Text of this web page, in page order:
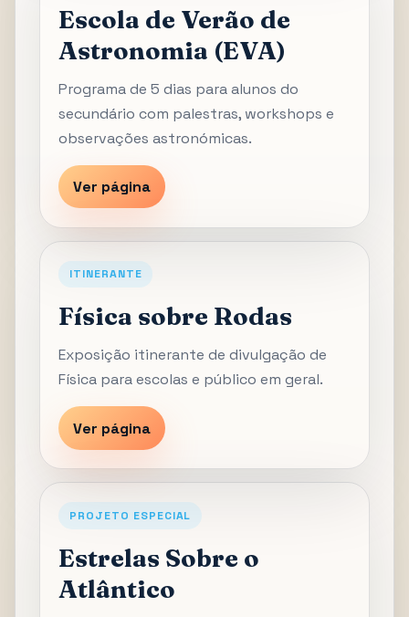
Escola de Verão de
Astronomia (EVA)
Programa de 5 dias para alunos do
secundário com palestras, workshops e
observações astronómicas.
Ver página
ITINERANTE
Física sobre Rodas
Exposição itinerante de divulgação de
Física para escolas e público em geral.
Ver página
PROJETO ESPECIAL
Estrelas Sobre o
Atlântico